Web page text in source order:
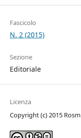
Fascicolo
N. 2 (2015)
Sezione
Editoriale
Licenza
Copyright (c) 2015